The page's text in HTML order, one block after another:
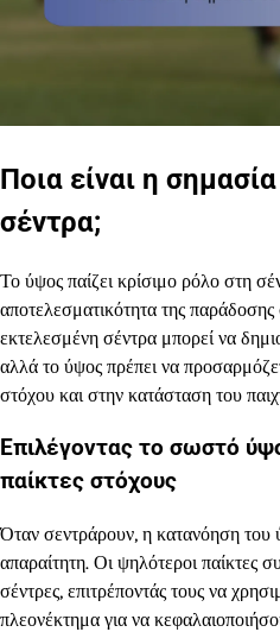
Ποια είναι η
σέντρα;
Το ύψος παίζει κρίσιμο ρόλο στη
αποτελεσματικότητα της
εκτελεσμένη σέντρα μπορεί να
αλλά το ύψος πρέπει να
στόχου και στην κατάσταση του
Επιλέγοντας το σωστό
παίκτες στόχους
Όταν σεντράρουν, η κατανόηση του
απαραίτητη. Οι ψηλότεροι παίκτες
σέντρες, επιτρέποντάς τους να
πλεονέκτημα για να